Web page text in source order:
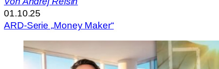
01.10.25
ARD-Serie „Money Maker“